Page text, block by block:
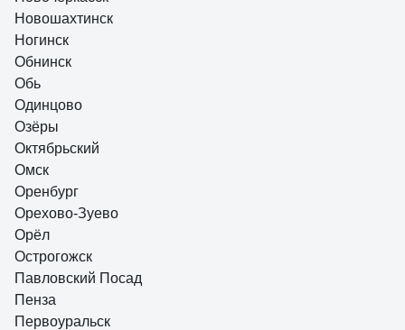
Новошахтинск
Ногинск
Обнинск
Обь
Одинцово
Озёры
Октябрьский
Омск
Оренбург
Орехово-Зуево
Орёл
Острогожск
Павловский Посад
Пенза
Первоуральск